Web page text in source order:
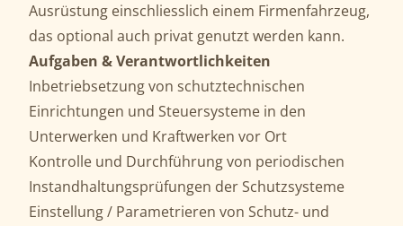
Ausrüstung einschliesslich einem Firmenfahrzeug,
das optional auch privat genutzt werden kann.
Aufgaben & Verantwortlichkeiten
Inbetriebsetzung von schutztechnischen
Einrichtungen und Steuersysteme in den
Unterwerken und Kraftwerken vor Ort
Kontrolle und Durchführung von periodischen
Instandhaltungsprüfungen der Schutzsysteme
Einstellung / Parametrieren von Schutz- und